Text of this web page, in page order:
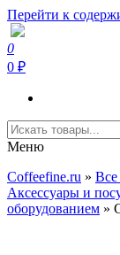
Перейти к
Coffeefine.ru
Интернет-
0
0 ₽
Меню
Coffeefine.ru » Все
Аксессуары и
оборудованием »